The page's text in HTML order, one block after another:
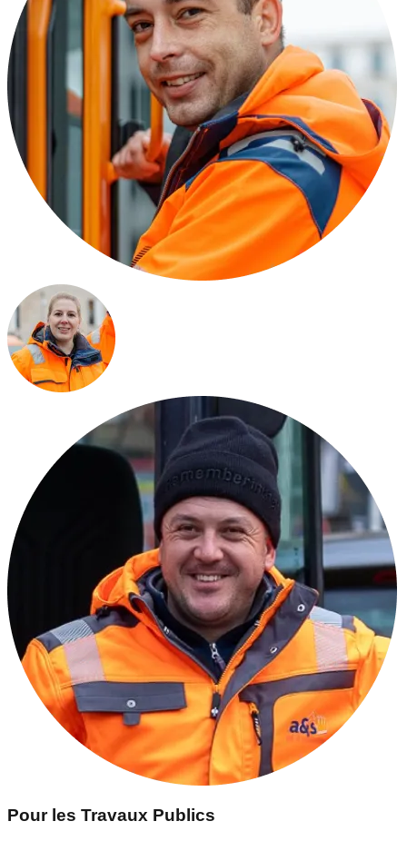
Pour les Travaux Publics